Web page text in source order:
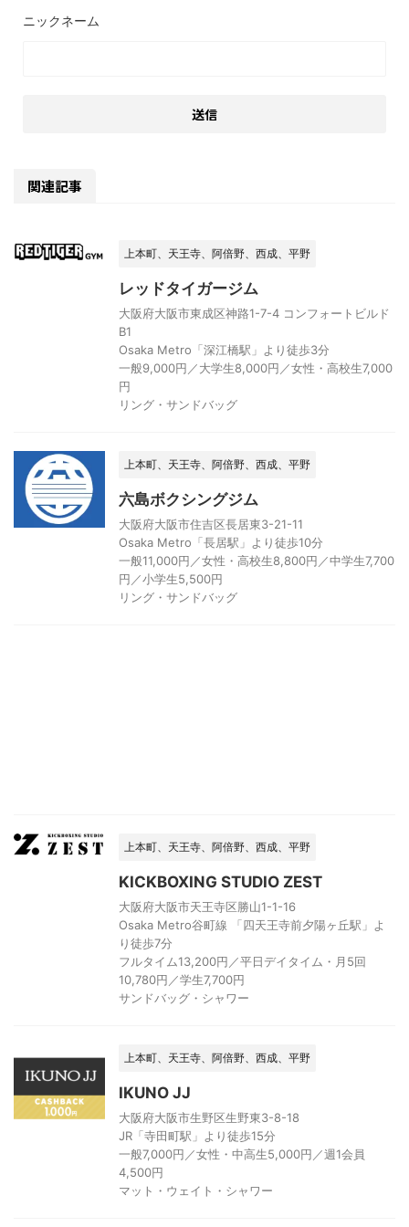
関連記事
上本町、天王寺、阿倍野、西成、平野
レッドタイガージム
大阪府大阪市東成区神路1-7-4 コンフォートビルド
B1
Osaka Metro「深江橋駅」より徒歩3分
一般9,000円／大学生8,000円／女性・高校生7,000
円
リング・サンドバッグ
上本町、天王寺、阿倍野、西成、平野
六島ボクシングジム
大阪府大阪市住吉区長居東3-21-11
Osaka Metro「長居駅」より徒歩10分
一般11,000円／女性・高校生8,800円／中学生7,700
円／小学生5,500円
リング・サンドバッグ
上本町、天王寺、阿倍野、西成、平野
KICKBOXING STUDIO ZEST
大阪府大阪市天王寺区勝山1-1-16
Osaka Metro谷町線 「四天王寺前夕陽ヶ丘駅」よ
り徒歩7分
フルタイム13,200円／平日デイタイム・月5回
10,780円／学生7,700円
サンドバッグ・シャワー
上本町、天王寺、阿倍野、西成、平野
IKUNO JJ
大阪府大阪市生野区生野東3-8-18
JR「寺田町駅」より徒歩15分
一般7,000円／女性・中高生5,000円／週1会員
4,500円
マット・ウェイト・シャワー